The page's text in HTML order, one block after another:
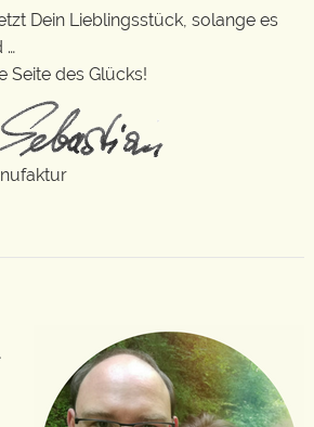
Dein Lieblingsstück, solange es
…
Seite des Glücks!